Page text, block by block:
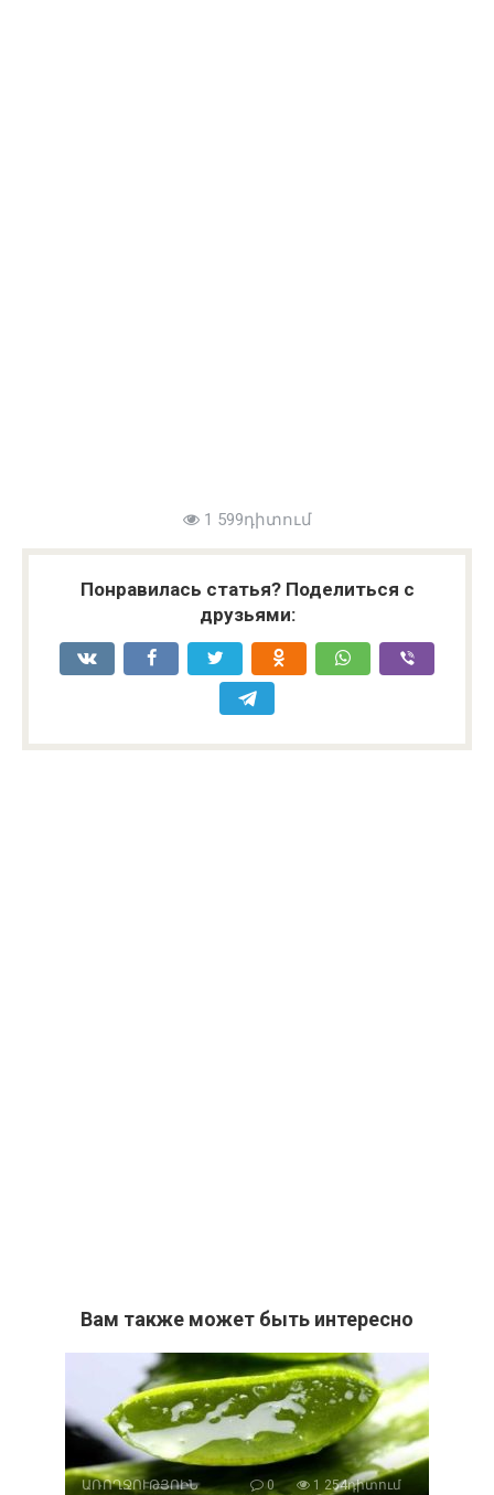
1 599դիտում
Понравилась статья? Поделиться с
друзьями:
Вам также может быть интересно
ԱՌՈՂՋՈՒԹՅՈԻՆ 0 1 254դիտում